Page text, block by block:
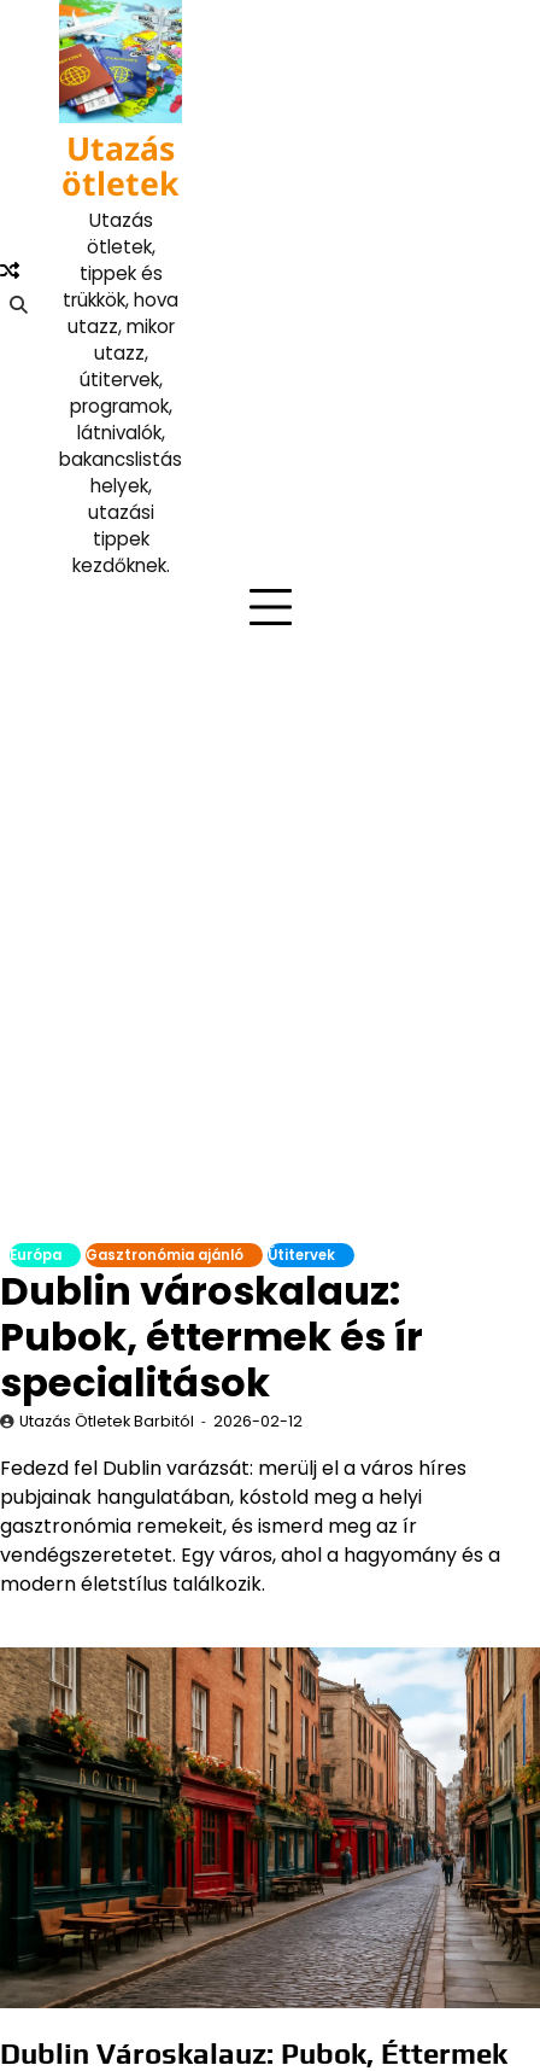
content
Utazás
ötletek
Utazás
ötletek,
tippek és
trükkök, hova
utazz, mikor
utazz,
útitervek,
programok,
látnivalók,
bakancslistás
helyek,
utazási
tippek
kezdőknek.
Európa Gasztronómia ajánló Útitervek
Dublin városkalauz:
Pubok, éttermek és ír
specialitások
Utazás Ötletek Barbitól 2026-02-12
Fedezd fel Dublin varázsát: merülj el a város híres
pubjainak hangulatában, kóstold meg a helyi
gasztronómia remekeit, és ismerd meg az ír
vendégszeretetet. Egy város, ahol a hagyomány és a
modern életstílus találkozik.
Dublin Városkalauz: Pubok, Éttermek